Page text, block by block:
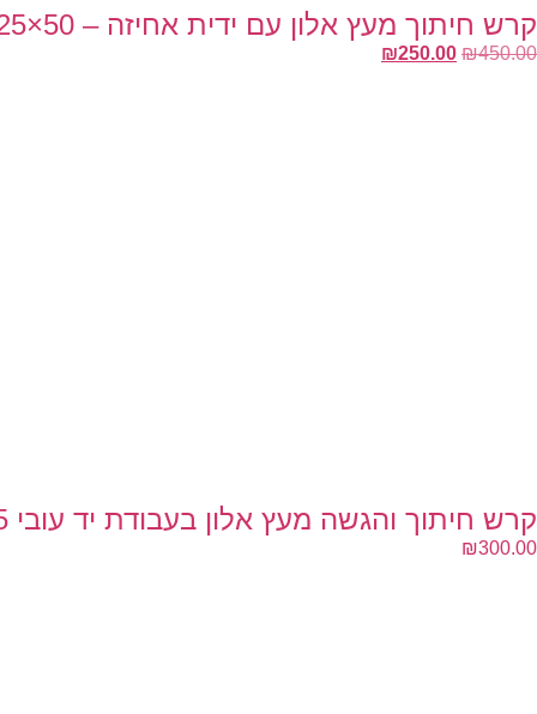
קרש חיתוך מעץ אלון עם ידית אחיזה – 50×25 – עובי 3 ס״מ
₪450.00
₪250.00
קרש חיתוך והגשה מעץ אלון בעבודת יד עובי 5 ס״מ 47×30
₪300.00